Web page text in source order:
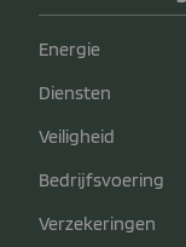
Energie
Diensten
Veiligheid
Bedrijfsvoering
Verzekeringen